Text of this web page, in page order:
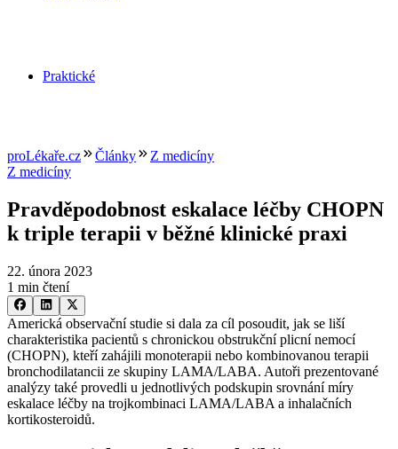
Praktické
proLékaře.cz Články
Z medicíny
Z medicíny
Pravděpodobnost eskalace léčby CHOPN
k triple terapii v běžné klinické praxi
22. února 2023
1 min čtení
Americká observační studie si dala za cíl posoudit, jak se liší
charakteristika pacientů s chronickou obstrukční plicní nemocí
(CHOPN), kteří zahájili monoterapii nebo kombinovanou terapii
bronchodilatancii ze skupiny LAMA/LABA. Autoři prezentované
analýzy také provedli u jednotlivých podskupin srovnání míry
eskalace léčby na trojkombinaci LAMA/LABA a inhalačních
kortikosteroidů.